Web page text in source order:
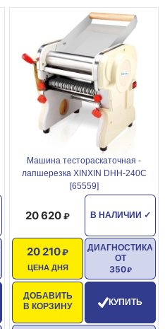
Машина тестораскаточная -
лапшерезка XINXIN DHH-240C
[65559]
В НАЛИЧИИ ✓
20 620
ЦЕНА ДНЯ
20 210
ДОБАВИТЬ
В КОРЗИНУ
ДИАГНОСТИКА
ОТ
350
КУПИТЬ